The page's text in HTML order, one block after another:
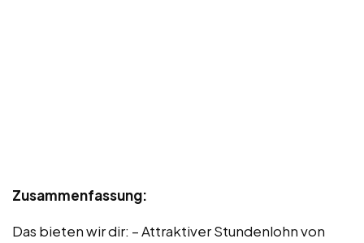
Zusammenfassung:
Das bieten wir dir: – Attraktiver Stundenlohn von